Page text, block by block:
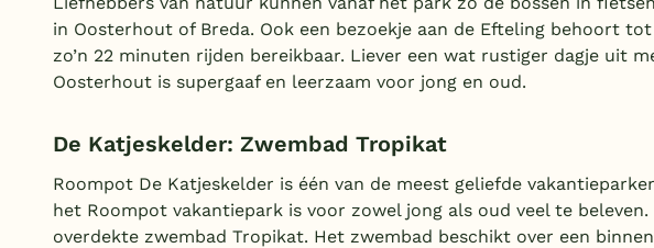
in Oosterhout of Breda. Ook een bezoekje aan de Efteling behoort
zo’n 22 minuten rijden bereikbaar. Liever een wat rustiger dagje uit
Oosterhout is supergaaf en leerzaam voor jong en oud.
De Katjeskelder: Zwembad Tropikat
Roompot De Katjeskelder is één van de meest geliefde
het Roompot vakantiepark is voor zowel jong als oud veel te
overdekte zwembad Tropikat. Het zwembad beschikt over een